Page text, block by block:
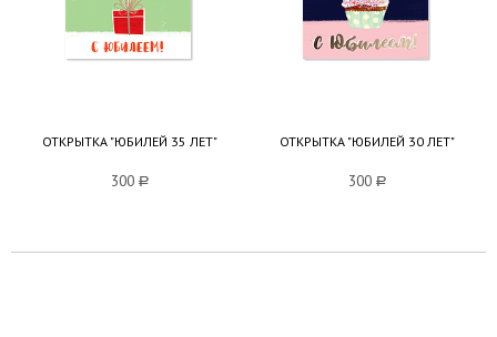
ОТКРЫТКА "ЮБИЛЕЙ 35 ЛЕТ"
300 a
ОТКРЫТКА "ЮБИЛЕЙ 30 ЛЕТ"
300 a